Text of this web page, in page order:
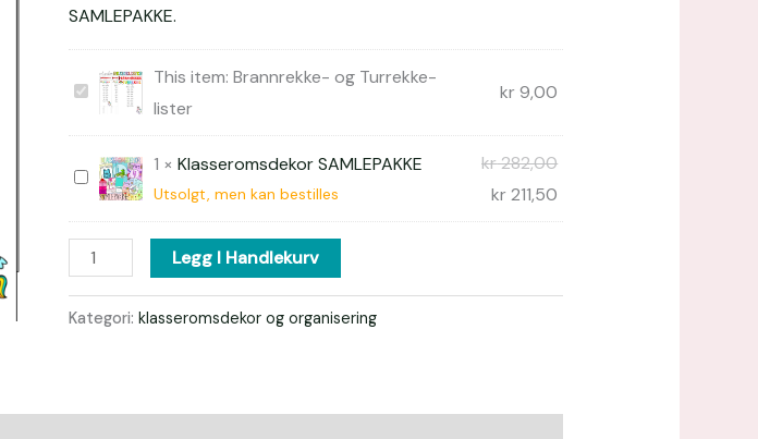
SAMLEPAKKE.
Brannrekke-
Turrekke-
lister
This item: Brannrekke- og Turrekke-
lister
kr9,00
Klasseromsdekor
1 ×Klasseromsdekor SAMLEPAKKE
Utsolgt, men kan bestilles
kr282,00
kr211,50
Legg I Handlekurv
Kategori:klasseromsdekor og organisering